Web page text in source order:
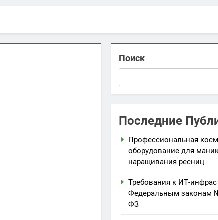
Поиск
Последние
Профессиональная
оборудование для
наращивания ресниц
Требования к ИТ-
Федеральным законам
ФЗ